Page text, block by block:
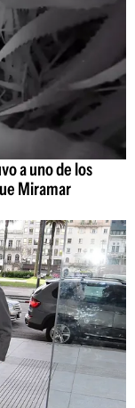
a uno de los
Miramar